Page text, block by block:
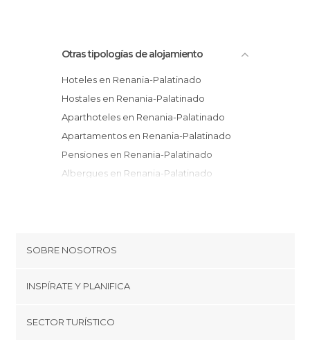
Otras tipologías de alojamiento
Hoteles en Renania-Palatinado
Hostales en Renania-Palatinado
Aparthoteles en Renania-Palatinado
Apartamentos en Renania-Palatinado
Pensiones en Renania-Palatinado
Albergues en Renania-Palatinado
Casas Rurales en Renania-Palatinado
SOBRE NOSOTROS
Cookies
Términos y condiciones
INSPÍRATE Y PLANIFICA
SECTOR TURÍSTICO